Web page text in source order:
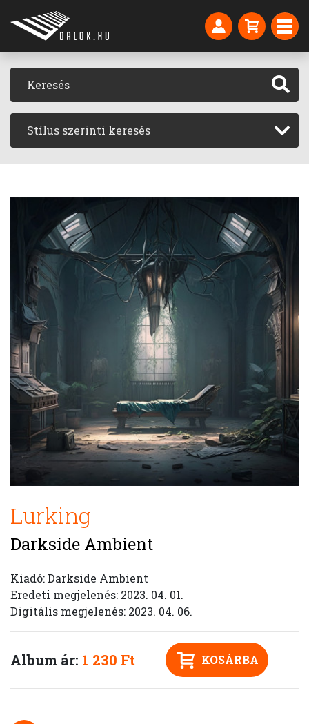
Stílus szerinti keresés
Lurking
Darkside Ambient
Kiadó: Darkside Ambient
Eredeti megjelenés: 2023. 04. 01.
Digitális megjelenés: 2023. 04. 06.
Album ár: 1 230 Ft KOSÁRBA